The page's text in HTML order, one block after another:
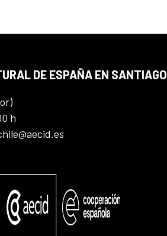
DE ESPAÑA EN SANTIAGO
h